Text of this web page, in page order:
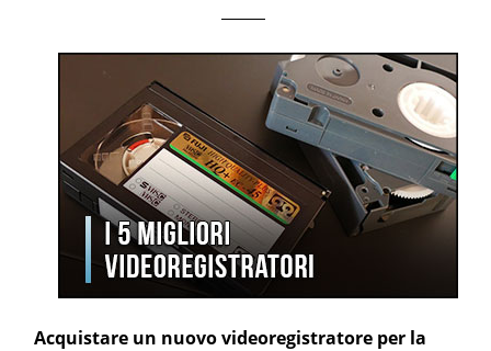
Acquistare un nuovo videoregistratore per la